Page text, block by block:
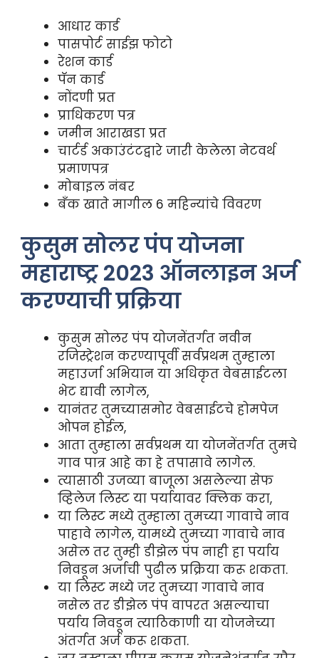
आधार कार्ड
पासपोर्ट साईझ फोटो
रेशन कार्ड
पॅन कार्ड
नोंदणी प्रत
प्राधिकरण पत्र
जमीन आराखडा प्रत
चार्टर्ड अकाउंटंटद्वारे जारी केलेला नेटवर्थ
प्रमाणपत्र
मोबाइल नंबर
बँक खाते मागील 6 महिन्यांचे विवरण
कुसुम सोलर पंप योजना
महाराष्ट्र 2023 ऑनलाइन अर्ज
करण्याची प्रक्रिया
कुसुम सोलर पंप योजनेंतर्गत नवीन
रजिस्ट्रेशन करण्यापूर्वी सर्वप्रथम तुम्हाला
महाउर्जा अभियान या अधिकृत वेबसाईटला
भेट द्यावी लागेल,
यानंतर तुमच्यासमोर वेबसाईटचे होमपेज
ओपन होईल,
आता तुम्हाला सर्वप्रथम या योजनेंतर्गत तुमचे
गाव पात्र आहे का हे तपासावे लागेल.
त्यासाठी उजव्या बाजूला असलेल्या सेफ
व्हिलेज लिस्ट या पर्यायावर क्लिक करा,
या लिस्ट मध्ये तुम्हाला तुमच्या गावाचे नाव
पाहावे लागेल, यामध्ये तुमच्या गावाचे नाव
असेल तर तुम्ही डीझेल पंप नाही हा पर्याय
निवडून अर्जाची पुढील प्रक्रिया करू शकता.
या लिस्ट मध्ये जर तुमच्या गावाचे नाव
नसेल तर डीझेल पंप वापरत असल्याचा
पर्याय निवडून त्याठिकाणी या योजनेच्या
अंतर्गत अर्ज करू शकता.